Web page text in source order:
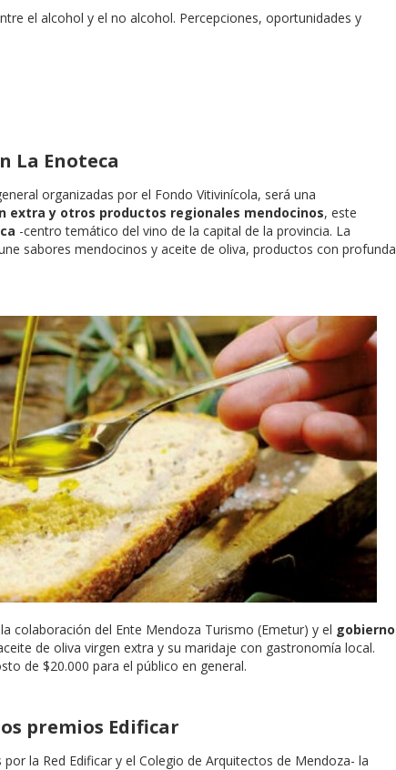
el alcohol y el no alcohol. Percepciones, oportunidades y
La Enoteca
organizadas por el Fondo Vitivinícola, será una
y otros productos regionales mendocinos, este
-centro temático del vino de la capital de la provincia. La
sabores mendocinos y aceite de oliva, productos con profunda
colaboración del Ente Mendoza Turismo (Emetur) y el gobierno
de oliva virgen extra y su maridaje con gastronomía local.
de $20.000 para el público en general.
premios Edificar
la Red Edificar y el Colegio de Arquitectos de Mendoza- la